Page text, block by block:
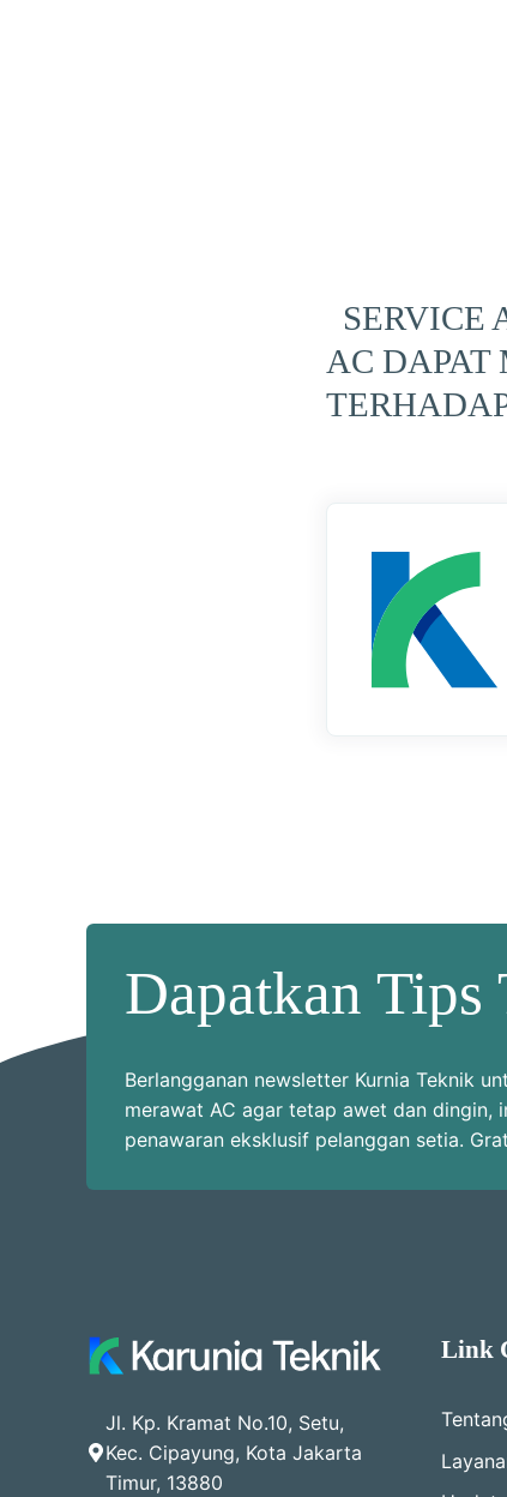
SERVICE
AC
Dapatkan Tips
Berlangganan newsletter Kurnia Teknik
merawat AC agar tetap awet dan dingin,
penawaran eksklusif pelanggan setia.
Jl. Kp. Kramat No.10, Setu,
Kec. Cipayung, Kota Jakarta
Timur, 13880
Link